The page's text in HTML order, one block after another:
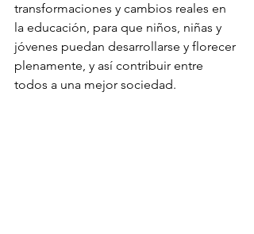
transformaciones y cambios reales en
la educación, para que niños, niñas y
jóvenes puedan desarrollarse y florecer
plenamente, y así contribuir entre
todos a una mejor sociedad.